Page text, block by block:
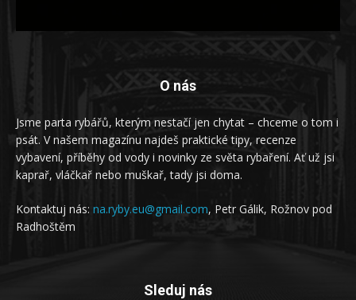
O nás
Jsme parta rybářů, kterým nestačí jen chytat – chceme o tom i
psát. V našem magazínu najdeš praktické tipy, recenze
vybavení, příběhy od vody i novinky ze světa rybaření. Ať už jsi
kaprař, vláčkař nebo muškař, tady jsi doma.
Kontaktuj nás: na.ryby.eu@gmail.com, Petr Gálik, Rožnov pod
Radhoštěm
Sleduj nás